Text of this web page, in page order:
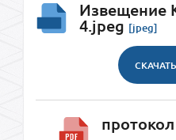
Извещение
4.jpeg [jpeg]
СКАЧАТЬ